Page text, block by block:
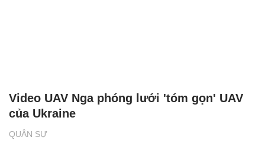
QUÂN SỰ
Video UAV Nga phóng lưới 'tóm gọn' UAV
của Ukraine